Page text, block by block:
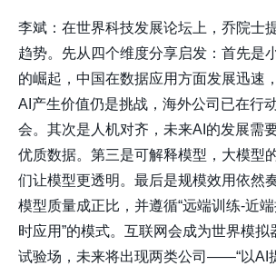
李斌：在世界科技发展论坛上，乔院士
趋势。先从四个维度分享启发：首先是
的崛起，中国在数据应用方面发展迅速
AI产生价值仍是挑战，海外公司已在行
会。其次是人机对齐，未来AI的发展需
优质数据。第三是可解释模型，大模型
们让模型更透明。最后是规模效用依然
模型质量成正比，并遵循“远端训练-近
时应用”的模式。互联网会成为世界模拟
试验场，未来将出现两类公司——“以AI